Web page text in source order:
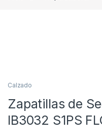
Calzado
Zapatillas de
IB3032 S1PS